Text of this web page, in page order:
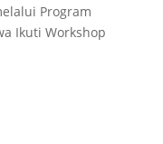
Program
Ikuti Workshop